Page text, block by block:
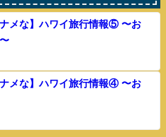
ナメな】ハワイ旅行情報⑤ 〜お
ナメな】ハワイ旅行情報④ 〜お